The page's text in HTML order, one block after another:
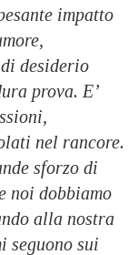
impatto
desiderio
prova. E’
nel rancore.
sforzo di
noi dobbiamo
alla nostra
seguono sui